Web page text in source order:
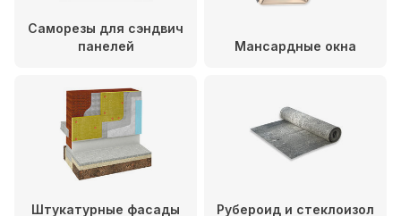
Саморезы для сэндвич
панелей
Мансардные окна
Штукатурные фасады Рубероид и стеклоизол